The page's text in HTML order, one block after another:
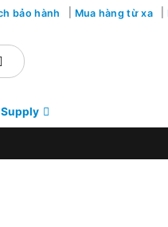
bảo hành Mua hàng từ xa
Supply